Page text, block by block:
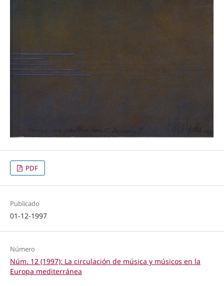
PDF
Publicado
01-12-1997
Número
Núm. 12 (1997): La circulación de música y músicos en la
Europa mediterránea